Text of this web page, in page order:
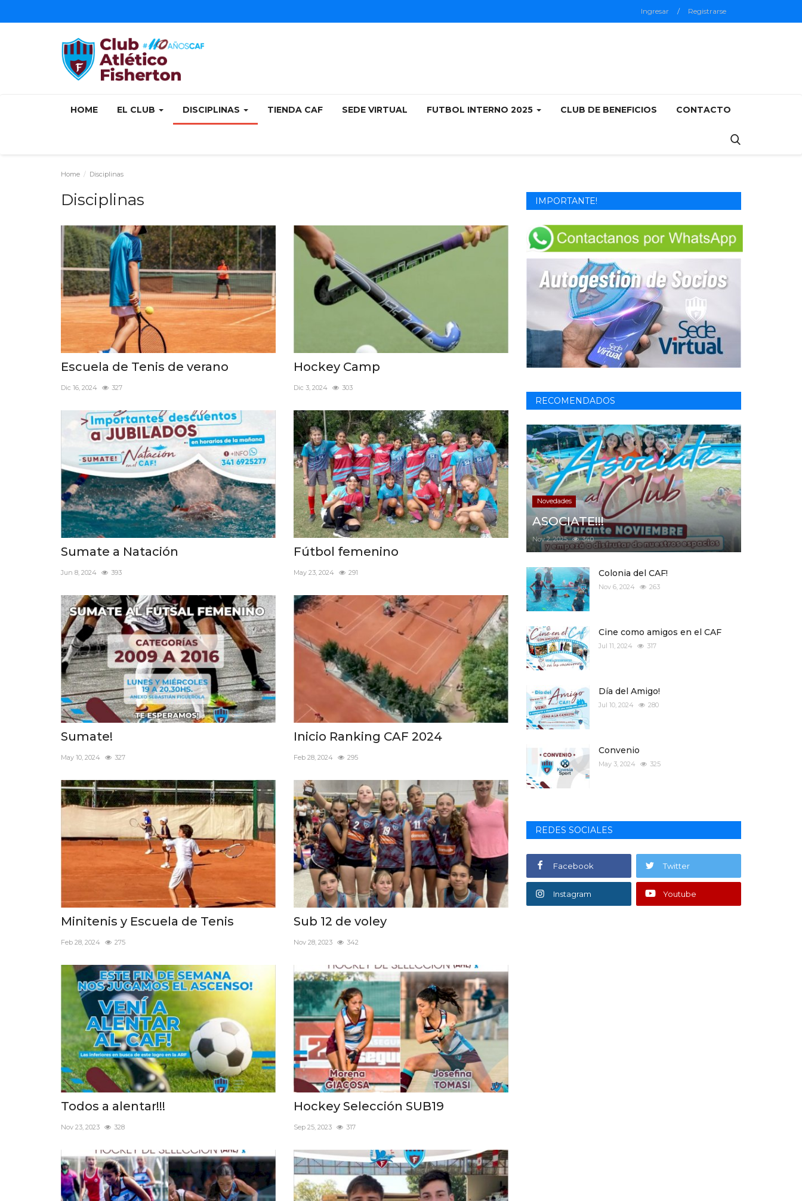
Ingresar / Registrarse
HOME EL CLUB DISCIPLINAS TIENDA CAF SEDE VIRTUAL FUTBOL INTERNO 2025 CLUB DE BENEFICIOS CONTACTO
Home Disciplinas
Disciplinas
Escuela de Tenis de verano
Dic 16, 2024 327
Hockey Camp
Dic 3, 2024 303
Sumate a Natación
Jun 8, 2024 393
Fútbol femenino
May 23, 2024 291
Sumate!
May 10, 2024 327
Inicio Ranking CAF 2024
Feb 28, 2024 295
Minitenis y Escuela de Tenis
Feb 28, 2024 275
Sub 12 de voley
Nov 28, 2023 342
Todos a alentar!!!
Nov 23, 2023 328
Hockey Selección SUB19
Sep 25, 2023 317
IMPORTANTE!
RECOMENDADOS
Novedades
ASOCIATE!!!
Nov 2, 2025 340
Colonia del CAF!
Nov 6, 2024 263
Cine como amigos en el CAF
Jul 11, 2024 317
Día del Amigo!
Jul 10, 2024 280
Convenio
May 3, 2024 325
REDES SOCIALES
Facebook Twitter
Instagram Youtube